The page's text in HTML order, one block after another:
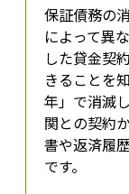
保証債務の
によって異
した貸金契
きることを
年」で消滅
関との契約
書や返済履
です。